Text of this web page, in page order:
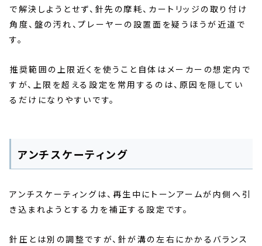
で解決しようとせず、針先の摩耗、カートリッジの取り付け
角度、盤の汚れ、プレーヤーの設置面を疑うほうが近道で
す。
推奨範囲の上限近くを使うこと自体はメーカーの想定内で
すが、上限を超える設定を常用するのは、原因を隠してい
るだけになりやすいです。
アンチスケーティング
アンチスケーティングは、再生中にトーンアームが内側へ引
き込まれようとする力を補正する設定です。
針圧とは別の調整ですが、針が溝の左右にかかるバランス